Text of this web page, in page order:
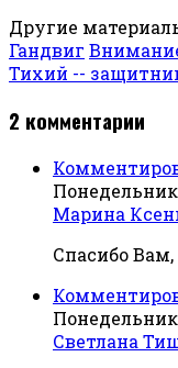
Другие
Гандвиг
Тихий --
2 комментарии
Марина
Спасибо Вам,
Светлана